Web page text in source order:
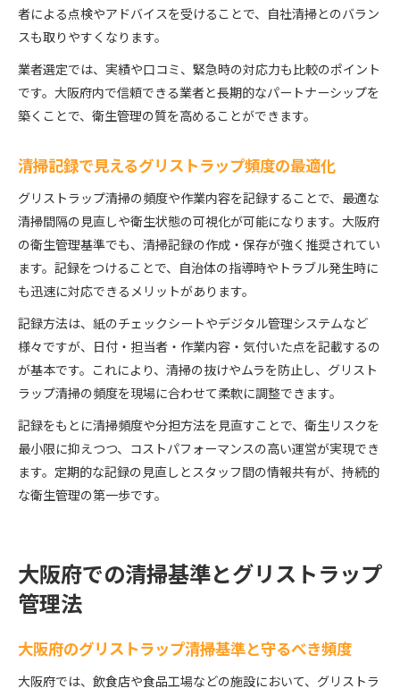
者による点検やアドバイスを受けることで、自社清掃とのバラン
スも取りやすくなります。
業者選定では、実績や口コミ、緊急時の対応力も比較のポイント
です。大阪府内で信頼できる業者と長期的なパートナーシップを
築くことで、衛生管理の質を高めることができます。
清掃記録で見えるグリストラップ頻度の最適化
グリストラップ清掃の頻度や作業内容を記録することで、最適な
清掃間隔の見直しや衛生状態の可視化が可能になります。大阪府
の衛生管理基準でも、清掃記録の作成・保存が強く推奨されてい
ます。記録をつけることで、自治体の指導時やトラブル発生時に
も迅速に対応できるメリットがあります。
記録方法は、紙のチェックシートやデジタル管理システムなど
様々ですが、日付・担当者・作業内容・気付いた点を記載するの
が基本です。これにより、清掃の抜けやムラを防止し、グリスト
ラップ清掃の頻度を現場に合わせて柔軟に調整できます。
記録をもとに清掃頻度や分担方法を見直すことで、衛生リスクを
最小限に抑えつつ、コストパフォーマンスの高い運営が実現でき
ます。定期的な記録の見直しとスタッフ間の情報共有が、持続的
な衛生管理の第一歩です。
大阪府での清掃基準とグリストラップ
管理法
大阪府のグリストラップ清掃基準と守るべき頻度
大阪府では、飲食店や食品工場などの施設において、グリストラ